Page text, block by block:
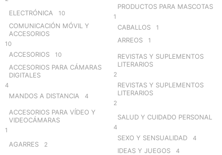
ELECTRÓNICA 10
COMUNICACIÓN MÓVIL Y
ACCESORIOS
10
ACCESORIOS 10
ACCESORIOS PARA CÁMARAS
DIGITALES
4
MANDOS A DISTANCIA 4
ACCESORIOS PARA VÍDEO Y
VIDEOCÁMARAS
1
AGARRES 2
PRODUCTOS PARA MASCOTAS
1
CABALLOS 1
ARREOS 1
REVISTAS Y SUPLEMENTOS
LITERARIOS
2
REVISTAS Y SUPLEMENTOS
LITERARIOS
2
SALUD Y CUIDADO PERSONAL
4
SEXO Y SENSUALIDAD 4
IDEAS Y JUEGOS 4